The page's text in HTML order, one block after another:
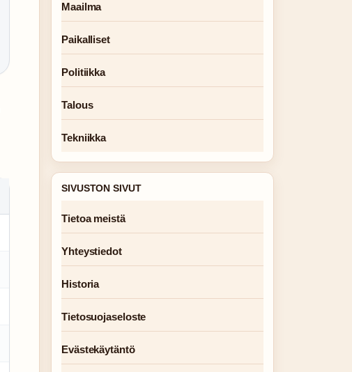
Maailma
Paikalliset
Politiikka
Talous
Tekniikka
SIVUSTON SIVUT
Tietoa meistä
Yhteystiedot
Historia
Tietosuojaseloste
Evästekäytäntö